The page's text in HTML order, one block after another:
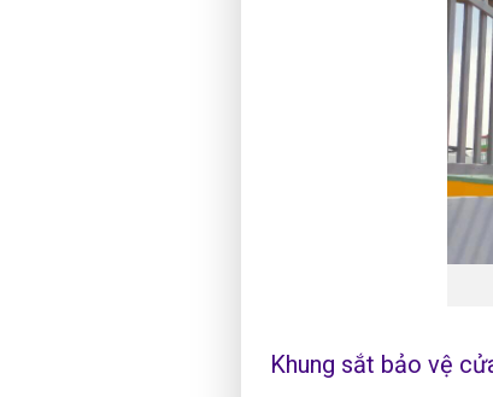
Khung sắt bảo vệ